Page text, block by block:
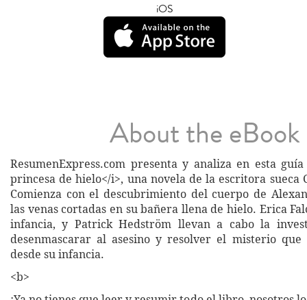
iOS
About the eBook
ResumenExpress.com presenta y analiza en esta
princesa de hielo</i>, una novela de la escritora sueca
Comienza con el descubrimiento del cuerpo de
las venas cortadas en su bañera llena de hielo. Erica
infancia, y Patrick Hedström llevan a cabo la
desenmascarar al asesino y resolver el misterio
desde su infancia.
<b>